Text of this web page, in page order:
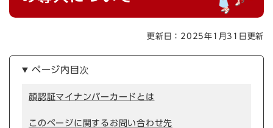
更新日：2025年1月31日更新
ページ内目次
顔認証マイナンバーカードとは
このページに関するお問い合わせ先